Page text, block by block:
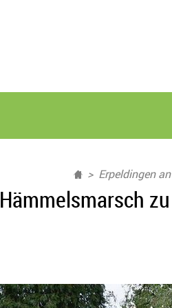
Erpeldingen
Hämmelsmarsch